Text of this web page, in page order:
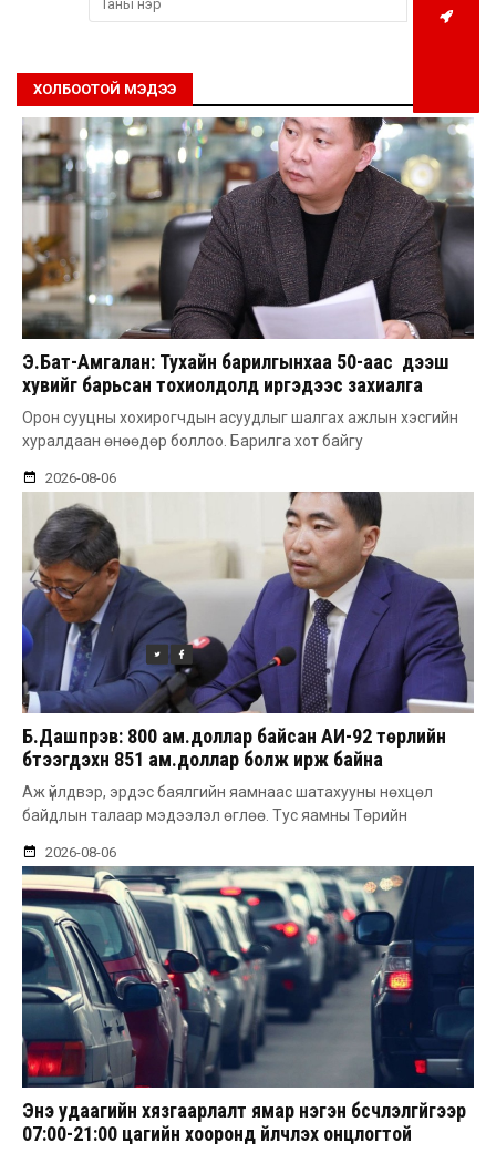
ХОЛБООТОЙ МЭДЭЭ
Э.Бат-Амгалан: Тухайн барилгынхаа 50-аас дээш
хувийг барьсан тохиолдолд иргэдээс захиалга
авдаг болгоно
Орон сууцны хохирогчдын асуудлыг шалгах ажлын хэсгийн
хуралдаан өнөөдөр боллоо. Барилга хот байгу
2026-08-06
Б.Дашпүрэв: 800 ам.доллар байсан АИ-92 төрлийн
бүтээгдэхүүн 851 ам.доллар болж ирж байна
Аж үйлдвэр, эрдэс баялгийн яамнаас шатахууны нөхцөл
байдлын талаар мэдээлэл өглөө. Тус яамны Төрийн
2026-08-06
Энэ удаагийн хязгаарлалт ямар нэгэн бүсчлэлгүйгээр
07:00-21:00 цагийн хооронд үйлчлэх онцлогтой